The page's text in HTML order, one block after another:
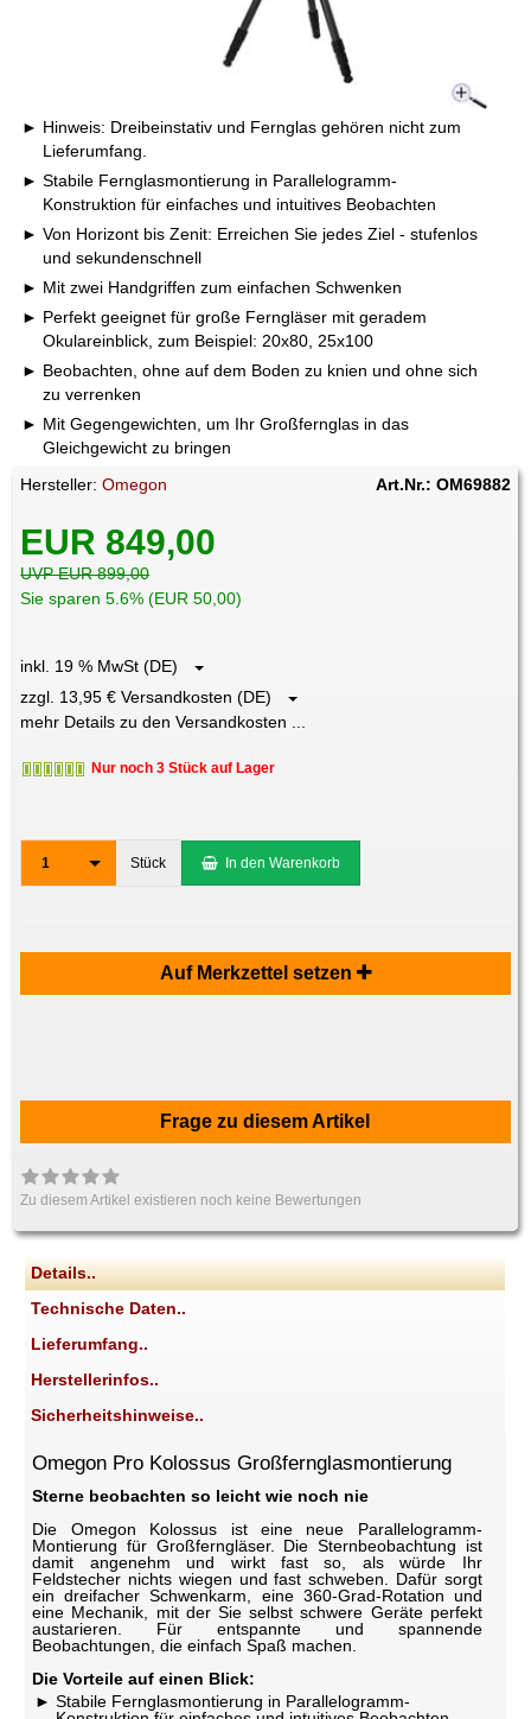
Hinweis: Dreibeinstativ und Fernglas gehören nicht zum
Lieferumfang.
Stabile Fernglasmontierung in Parallelogramm-
Konstruktion für einfaches und intuitives Beobachten
Von Horizont bis Zenit: Erreichen Sie jedes Ziel - stufenlos
und sekundenschnell
Mit zwei Handgriffen zum einfachen Schwenken
Perfekt geeignet für große Ferngläser mit geradem
Okulareinblick, zum Beispiel: 20x80, 25x100
Beobachten, ohne auf dem Boden zu knien und ohne sich
zu verrenken
Mit Gegengewichten, um Ihr Großfernglas in das
Gleichgewicht zu bringen
Hersteller:Omegon Art.Nr.: OM69882
EUR 849,00
UVP EUR 899,00
Sie sparen 5.6% (EUR 50,00)
inkl. 19 % MwSt (DE)
zzgl. 13,95 € Versandkosten (DE)
mehr Details zu den Versandkosten ...
Nur noch 3 Stück auf Lager
1 Stück In den Warenkorb
Auf Merkzettel setzen
Frage zu diesem Artikel
Zu diesem Artikel existieren noch keine Bewertungen
Details..
Technische Daten..
Lieferumfang..
Herstellerinfos..
Sicherheitshinweise..
Omegon Pro Kolossus Großfernglasmontierung
Sterne beobachten so leicht wie noch nie
Die Omegon Kolossus ist eine neue Parallelogramm-
Montierung für Großferngläser. Die Sternbeobachtung ist
damit angenehm und wirkt fast so, als würde Ihr
Feldstecher nichts wiegen und fast schweben. Dafür sorgt
ein dreifacher Schwenkarm, eine 360-Grad-Rotation und
eine Mechanik, mit der Sie selbst schwere Geräte perfekt
austarieren. Für entspannte und spannende
Beobachtungen, die einfach Spaß machen.
Die Vorteile auf einen Blick:
Stabile Fernglasmontierung in Parallelogramm-